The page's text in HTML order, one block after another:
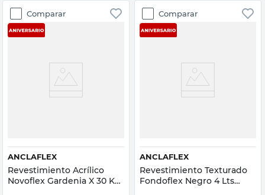
Comparar
ANCLAFLEX
Revestimiento Acrílico
Novoflex Gardenia X 30 Kg
Comparar
ANCLAFLEX
Revestimiento Texturado
Fondoflex Negro 4 Lts